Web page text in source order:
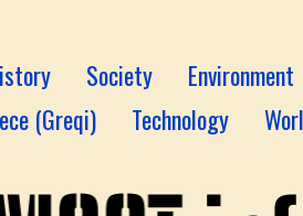
Society Environment
(Greqi)
Technology